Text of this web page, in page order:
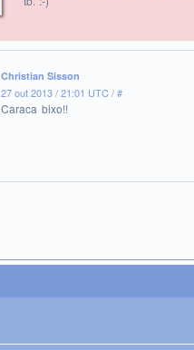
Christian Sisson
27 out 2013 / 21:01 UTC /#
Caraca bixo!!